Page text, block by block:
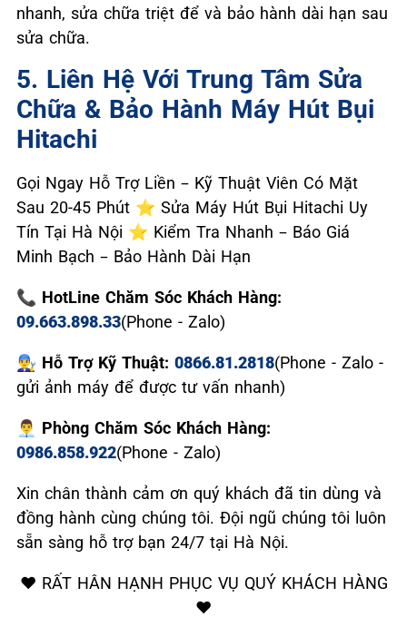
nhanh, sửa chữa triệt để và bảo hành dài hạn sau
sửa chữa.
5. Liên Hệ Với Trung Tâm Sửa
Chữa & Bảo Hành Máy Hút Bụi
Hitachi
Gọi Ngay Hỗ Trợ Liền – Kỹ Thuật Viên Có Mặt
Sau 20-45 Phút ⭐ Sửa Máy Hút Bụi Hitachi Uy
Tín Tại Hà Nội ⭐ Kiểm Tra Nhanh – Báo Giá
Minh Bạch – Bảo Hành Dài Hạn
📞 HotLine Chăm Sóc Khách Hàng:
09.663.898.33(Phone - Zalo)
👨‍🔧 Hỗ Trợ Kỹ Thuật: 0866.81.2818(Phone - Zalo -
gửi ảnh máy để được tư vấn nhanh)
👨‍💼 Phòng Chăm Sóc Khách Hàng:
0986.858.922(Phone - Zalo)
Xin chân thành cảm ơn quý khách đã tin dùng và
đồng hành cùng chúng tôi. Đội ngũ chúng tôi luôn
sẵn sàng hỗ trợ bạn 24/7 tại Hà Nội.
❤️ RẤT HÂN HẠNH PHỤC VỤ QUÝ KHÁCH HÀNG
❤️